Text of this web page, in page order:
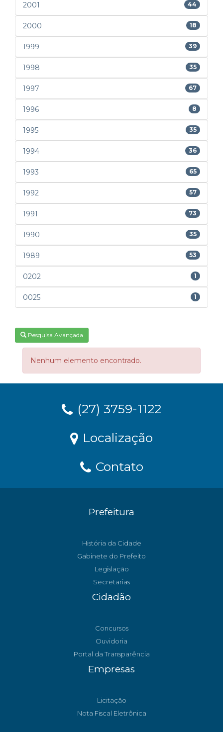
2001 44
2000 18
1999 39
1998 35
1997 67
1996 8
1995 35
1994 36
1993 65
1992 57
1991 73
1990 35
1989 53
0202 1
0025 1
Pesquisa Avançada
Nenhum elemento encontrado.
(27) 3759-1122
Localização
Contato
Prefeitura
História da Cidade
Gabinete do Prefeito
Legislação
Secretarias
Cidadão
Concursos
Ouvidoria
Portal da Transparência
Empresas
Licitação
Nota Fiscal Eletrônica